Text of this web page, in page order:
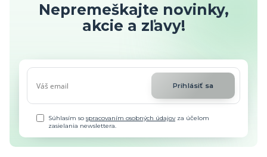
Nepremeškajte novinky,
akcie a zľavy!
Prihlásiť sa
Súhlasím sospracovaním osobných údajovza účelom
zasielania newslettera.